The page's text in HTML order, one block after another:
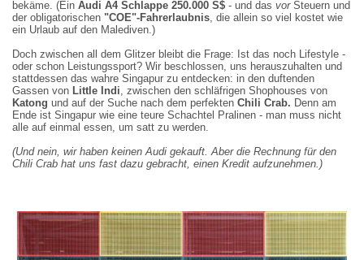
bekäme. (Ein Audi A4 Schlappe 250.000 S$ - und das vor Steuern und
der obligatorischen "COE"-Fahrerlaubnis, die allein so viel kostet wie
ein Urlaub auf den Malediven.)
Doch zwischen all dem Glitzer bleibt die Frage: Ist das noch Lifestyle -
oder schon Leistungssport? Wir beschlossen, uns herauszuhalten und
stattdessen das wahre Singapur zu entdecken: in den duftenden
Gassen von Little Indi, zwischen den schläfrigen Shophouses von
Katong und auf der Suche nach dem perfekten Chili Crab. Denn am
Ende ist Singapur wie eine teure Schachtel Pralinen - man muss nicht
alle auf einmal essen, um satt zu werden.
(Und nein, wir haben keinen Audi gekauft. Aber die Rechnung für den
Chili Crab hat uns fast dazu gebracht, einen Kredit aufzunehmen.)